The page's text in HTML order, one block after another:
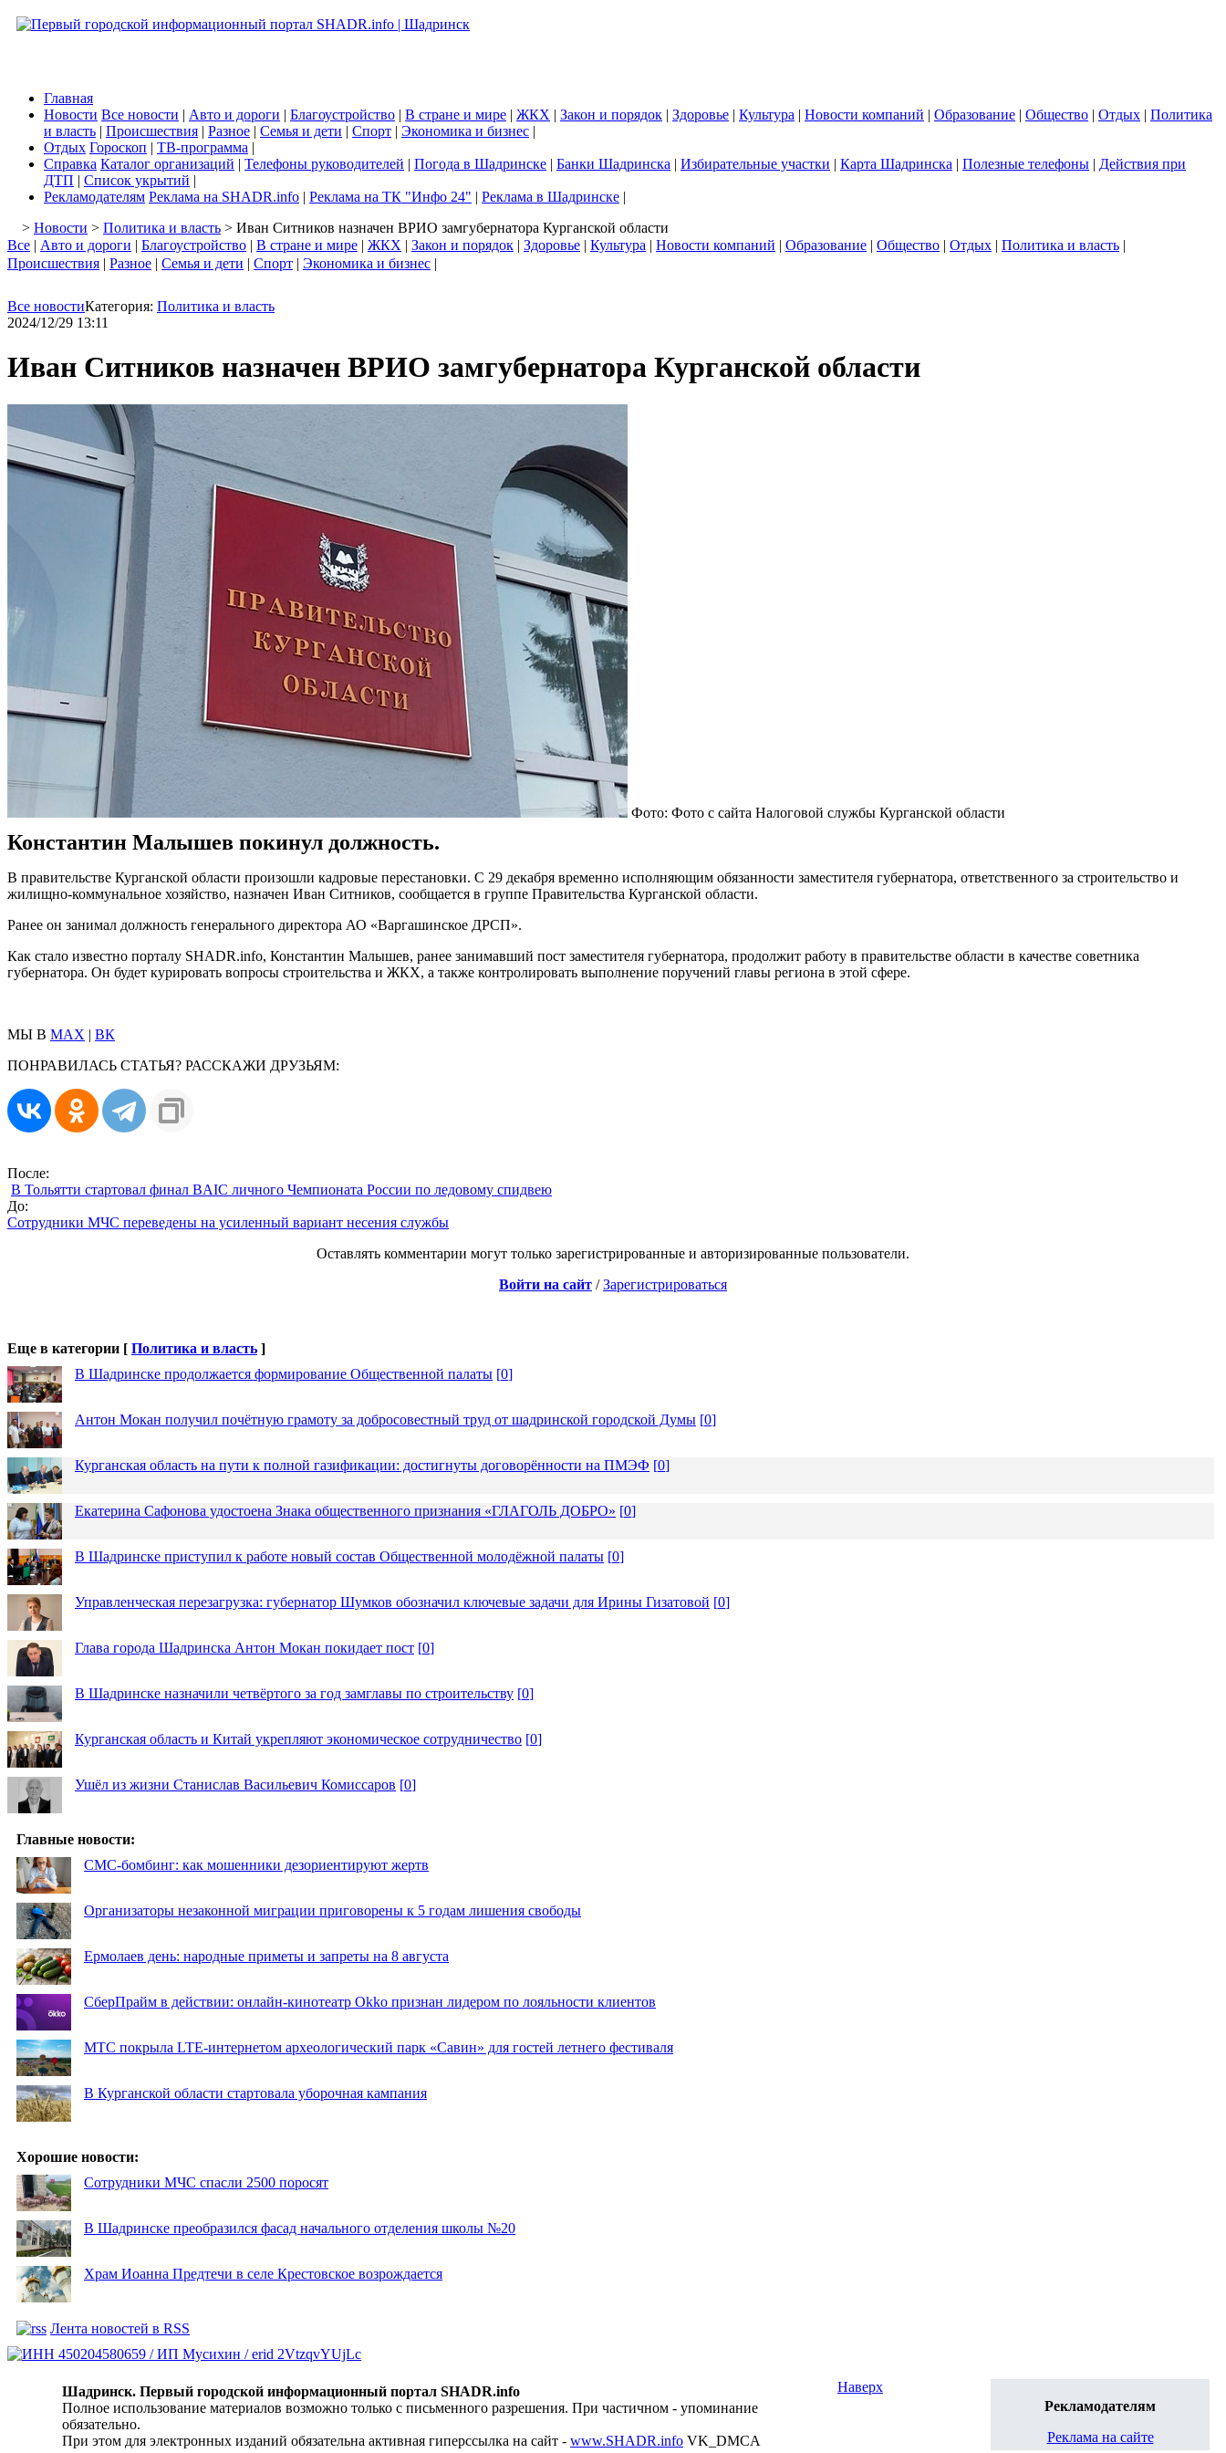
Главная
Новости Все новости | Авто и дороги | Благоустройство | В стране и мире | ЖКХ | Закон и порядок | Здоровье | Культура | Новости компаний | Образование | Общество | Отдых | Политика
и власть | Происшествия | Разное | Семья и дети | Спорт | Экономика и бизнес |
Отдых Гороскоп | ТВ-программа |
Справка Каталог организаций | Телефоны руководителей | Погода в Шадринске | Банки Шадринска | Избирательные участки | Карта Шадринска | Полезные телефоны | Действия при
ДТП | Список укрытий |
Рекламодателям Реклама на SHADR.info | Реклама на ТК "Инфо 24" | Реклама в Шадринске |
> Новости > Политика и власть > Иван Ситников назначен ВРИО замгубернатора Курганской области
Все | Авто и дороги | Благоустройство | В стране и мире | ЖКХ | Закон и порядок | Здоровье | Культура | Новости компаний | Образование | Общество | Отдых | Политика и власть |
Происшествия | Разное | Семья и дети | Спорт | Экономика и бизнес |
Все новостиКатегория: Политика и власть
2024/12/29 13:11
Иван Ситников назначен ВРИО замгубернатора Курганской области
Фото: Фото с сайта Налоговой службы Курганской области
Константин Малышев покинул должность.
В правительстве Курганской области произошли кадровые перестановки. С 29 декабря временно исполняющим обязанности заместителя губернатора, ответственного за строительство и
жилищно-коммунальное хозяйство, назначен Иван Ситников, сообщается в группе Правительства Курганской области.
Ранее он занимал должность генерального директора АО «Варгашинское ДРСП».
Как стало известно порталу SHADR.info, Константин Малышев, ранее занимавший пост заместителя губернатора, продолжит работу в правительстве области в качестве советника
губернатора. Он будет курировать вопросы строительства и ЖКХ, а также контролировать выполнение поручений главы региона в этой сфере.
МЫ В MAX | ВК
ПОНРАВИЛАСЬ СТАТЬЯ? РАССКАЖИ ДРУЗЬЯМ:
После:
В Тольятти стартовал финал BAIC личного Чемпионата России по ледовому спидвею
До:
Сотрудники МЧС переведены на усиленный вариант несения службы
Оставлять комментарии могут только зарегистрированные и авторизированные пользователи.
Войти на сайт /Зарегистрироваться
Еще в категории [ Политика и власть ]
В Шадринске продолжается формирование Общественной палаты [0]
Антон Мокан получил почётную грамоту за добросовестный труд от шадринской городской Думы [0]
Курганская область на пути к полной газификации: достигнуты договорённости на ПМЭФ [0]
Екатерина Сафонова удостоена Знака общественного признания «ГЛАГОЛЬ ДОБРО» [0]
В Шадринске приступил к работе новый состав Общественной молодёжной палаты [0]
Управленческая перезагрузка: губернатор Шумков обозначил ключевые задачи для Ирины Гизатовой [0]
Глава города Шадринска Антон Мокан покидает пост [0]
В Шадринске назначили четвёртого за год замглавы по строительству [0]
Курганская область и Китай укрепляют экономическое сотрудничество [0]
Ушёл из жизни Станислав Васильевич Комиссаров [0]
Главные новости:
СМС-бомбинг: как мошенники дезориентируют жертв
Организаторы незаконной миграции приговорены к 5 годам лишения свободы
Ермолаев день: народные приметы и запреты на 8 августа
СберПрайм в действии: онлайн-кинотеатр Okko признан лидером по лояльности клиентов
МТС покрыла LTE-интернетом археологический парк «Савин» для гостей летнего фестиваля
В Курганской области стартовала уборочная кампания
Хорошие новости:
Сотрудники МЧС спасли 2500 поросят
В Шадринске преобразился фасад начального отделения школы №20
Храм Иоанна Предтечи в селе Крестовское возрождается
Лента новостей в RSS
Шадринск. Первый городской информационный портал SHADR.info
Полное использование материалов возможно только с письменного разрешения. При частичном - упоминание
обязательно.
При этом для электронных изданий обязательна активная гиперссылка на сайт - www.SHADR.info VK_DMCA
Рекламодателям
Реклама на сайте
Наверх